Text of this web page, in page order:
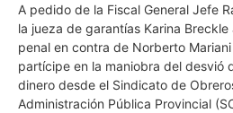
A pedido de la Fiscal General Jefe
la jueza de garantías Karina
penal en contra de Norberto
partícipe en la maniobra del desvió
dinero desde el Sindicato de
Administración Pública Provincial